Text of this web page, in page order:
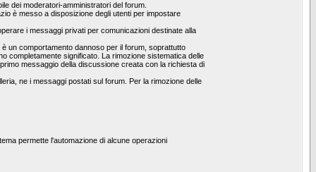
dei moderatori-amministratori del forum.
è messo a disposizione degli utenti per impostare
i messaggi privati per comunicazioni destinate alla
un comportamento dannoso per il forum, soprattutto
completamente significato. La rimozione sistematica delle
messaggio della discussione creata con la richiesta di
ne i messaggi postati sul forum. Per la rimozione delle
permette l'automazione di alcune operazioni